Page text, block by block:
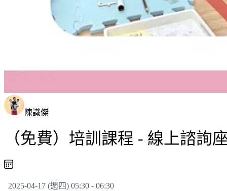
陳識傑
（免費）培訓課程 - 線上諮詢
2025-04-17 (週四) 05:30 - 06:30